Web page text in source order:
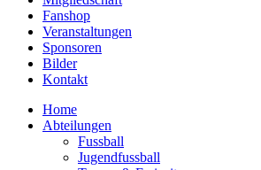
Fanshop
Veranstaltungen
Sponsoren
Bilder
Kontakt
Home
Abteilungen
Fussball
Jugendfussball